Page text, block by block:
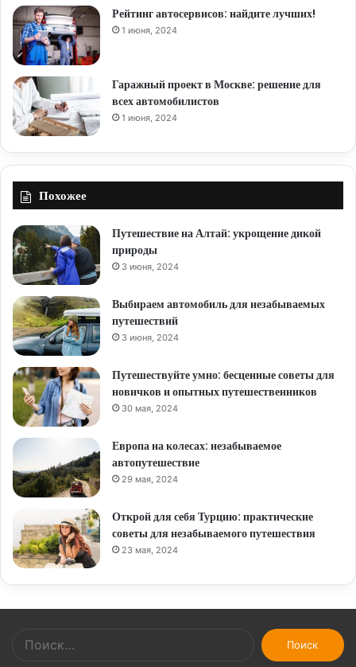
Рейтинг автосервисов: найдите лучших!
1 июня, 2024
Гаражный проект в Москве: решение для
всех автомобилистов
1 июня, 2024
Похожее
Путешествие на Алтай: укрощение дикой
природы
3 июня, 2024
Выбираем автомобиль для незабываемых
путешествий
3 июня, 2024
Путешествуйте умно: бесценные советы для
новичков и опытных путешественников
30 мая, 2024
Европа на колесах: незабываемое
автопутешествие
29 мая, 2024
Открой для себя Турцию: практические
советы для незабываемого путешествия
23 мая, 2024
Найти: